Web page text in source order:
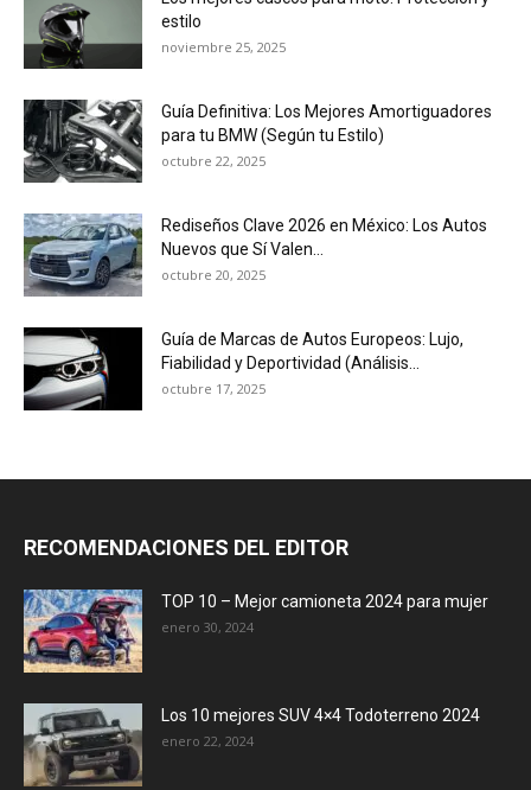
estilo
noviembre 25, 2025
Guía Definitiva: Los Mejores Amortiguadores
para tu BMW (Según tu Estilo)
octubre 22, 2025
Rediseños Clave 2026 en México: Los Autos
Nuevos que Sí Valen...
octubre 20, 2025
Guía de Marcas de Autos Europeos: Lujo,
Fiabilidad y Deportividad (Análisis...
octubre 17, 2025
RECOMENDACIONES DEL EDITOR
TOP 10 – Mejor camioneta 2024 para mujer
enero 30, 2024
Los 10 mejores SUV 4×4 Todoterreno 2024
enero 22, 2024